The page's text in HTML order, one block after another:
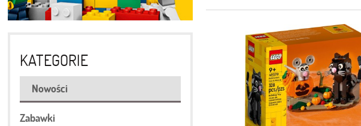
KATEGORIE
Nowości
Zabawki